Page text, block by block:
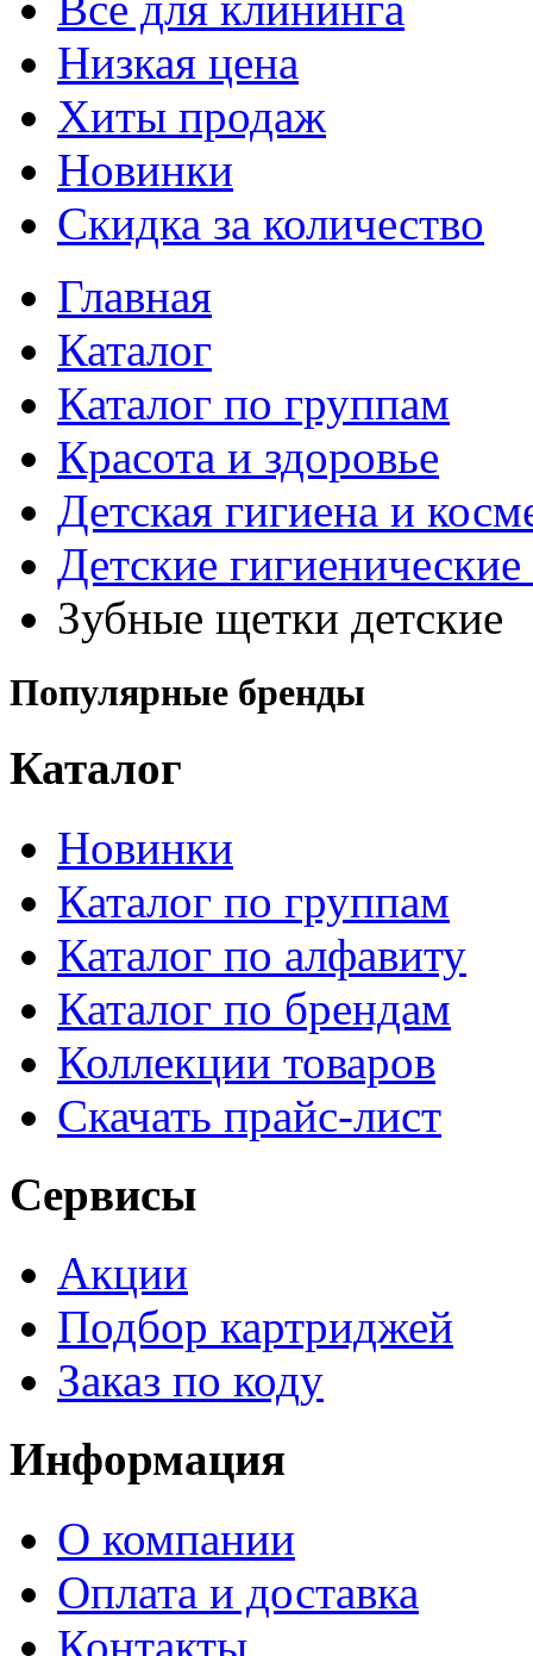
Низкая цена
Хиты продаж
Новинки
Скидка за количество
Главная
Каталог
Каталог по группам
Красота и здоровье
Детская гигиена и
Детские
Зубные щетки детские
Популярные бренды
Каталог
Новинки
Каталог по группам
Каталог по алфавиту
Каталог по брендам
Коллекции товаров
Скачать прайс-лист
Сервисы
Акции
Подбор картриджей
Заказ по коду
Информация
О компании
Оплата и доставка
Контакты